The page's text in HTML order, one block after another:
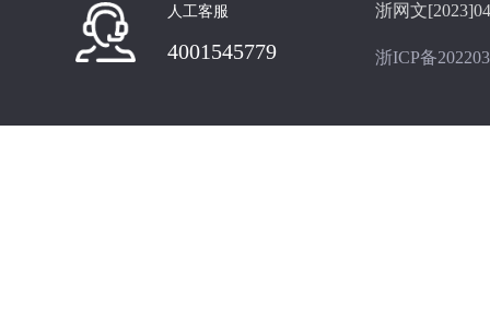
人工客服
4001545779
浙网文
浙ICP备